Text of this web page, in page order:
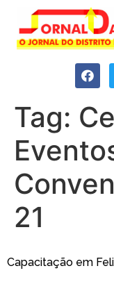
Tag:
21
Capacitação em